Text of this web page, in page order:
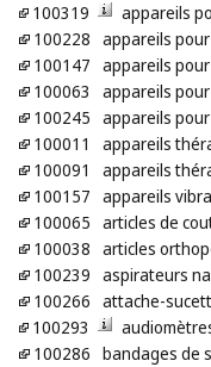
100319
appareils
100228 appareils
100147 appareils
100063
appareils
100245 appareils pour
100011
appareils
100091
appareils
100157 appareils
100065 articles de
100038 articles
100239 aspirateurs
100266 attache-
100293
100286 bandages de